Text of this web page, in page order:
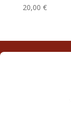
20,00 €